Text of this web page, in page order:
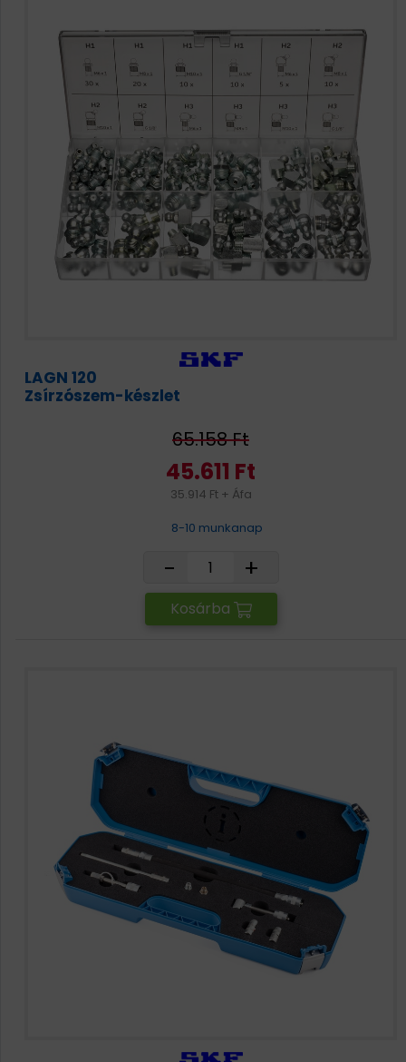
LAGN 120
Zsírzószem-készlet
65.158 Ft
45.611 Ft
35.914 Ft + Áfa
8-10 munkanap
- +
Kosárba